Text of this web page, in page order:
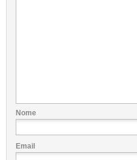
Nome
Email